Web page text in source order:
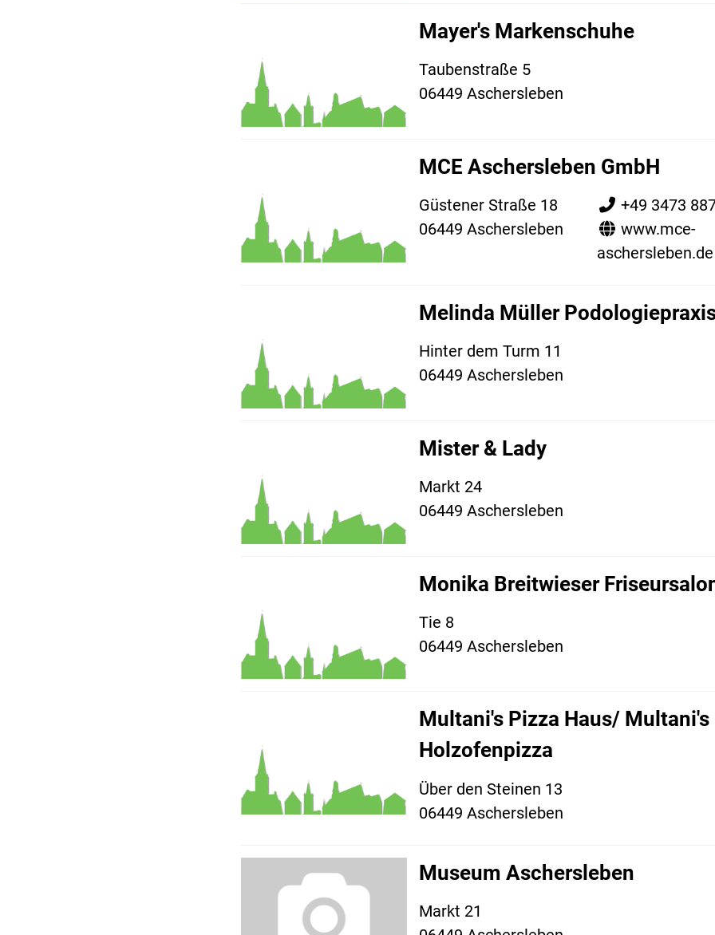
Mayer's Markenschuhe
Taubenstraße 5
06449 Aschersleben
MCE Aschersleben GmbH
Güstener Straße 18
06449 Aschersleben
+49 3473
www.mce-
aschersleben.de
Melinda Müller
Hinter dem Turm 11
06449 Aschersleben
Mister & Lady
Markt 24
06449 Aschersleben
Monika Breitwieser
Tie 8
06449 Aschersleben
Multani's Pizza Haus/ Multani's
Holzofenpizza
Über den Steinen 13
06449 Aschersleben
Museum Aschersleben
Markt 21